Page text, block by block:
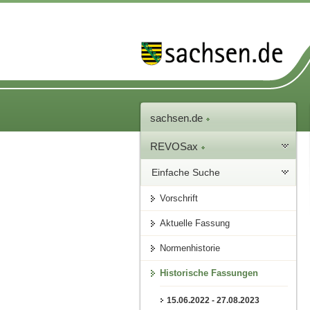
sachsen.de
REVOSax
Einfache Suche
Vorschrift
Aktuelle Fassung
Normenhistorie
Historische Fassungen
15.06.2022 - 27.08.2023